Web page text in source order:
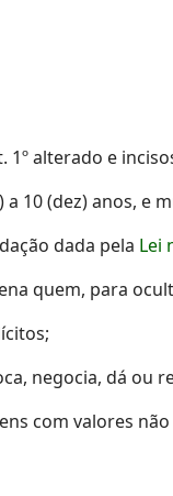
1º alterado e
10 (dez) anos, e
dada pela Lei
quem, para
negocia, dá ou
com valores